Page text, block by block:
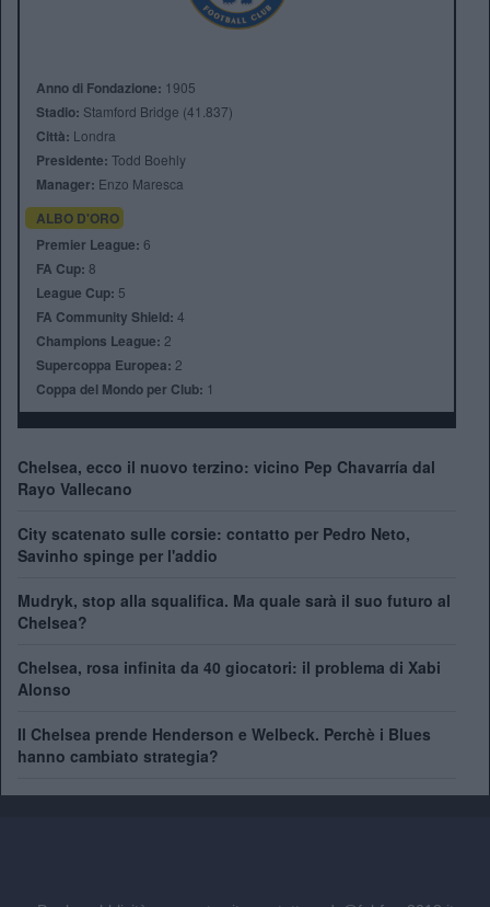
Anno di Fondazione: 1905
Stadio: Stamford Bridge (41.837)
Città: Londra
Presidente: Todd Boehly
Manager: Enzo Maresca
ALBO D'ORO
Premier League: 6
FA Cup: 8
League Cup: 5
FA Community Shield: 4
Champions League: 2
Supercoppa Europea: 2
Coppa del Mondo per Club: 1
Chelsea, ecco il nuovo terzino: vicino Pep Chavarría dal
Rayo Vallecano
City scatenato sulle corsie: contatto per Pedro Neto,
Savinho spinge per l'addio
Mudryk, stop alla squalifica. Ma quale sarà il suo futuro al
Chelsea?
Chelsea, rosa infinita da 40 giocatori: il problema di Xabi
Alonso
Il Chelsea prende Henderson e Welbeck. Perchè i Blues
hanno cambiato strategia?